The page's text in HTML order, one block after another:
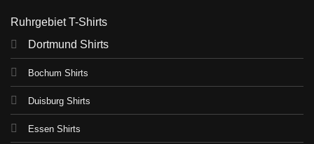
Ruhrgebiet T-Shirts
Dortmund Shirts
Bochum Shirts
Duisburg Shirts
Essen Shirts